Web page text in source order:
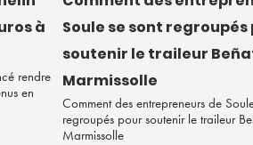
à
rendre
en
Soule se sont regroupés
soutenir le traileur
Marmissolle
Comment des entrepreneurs de
regroupés pour soutenir le traileur
Marmissolle